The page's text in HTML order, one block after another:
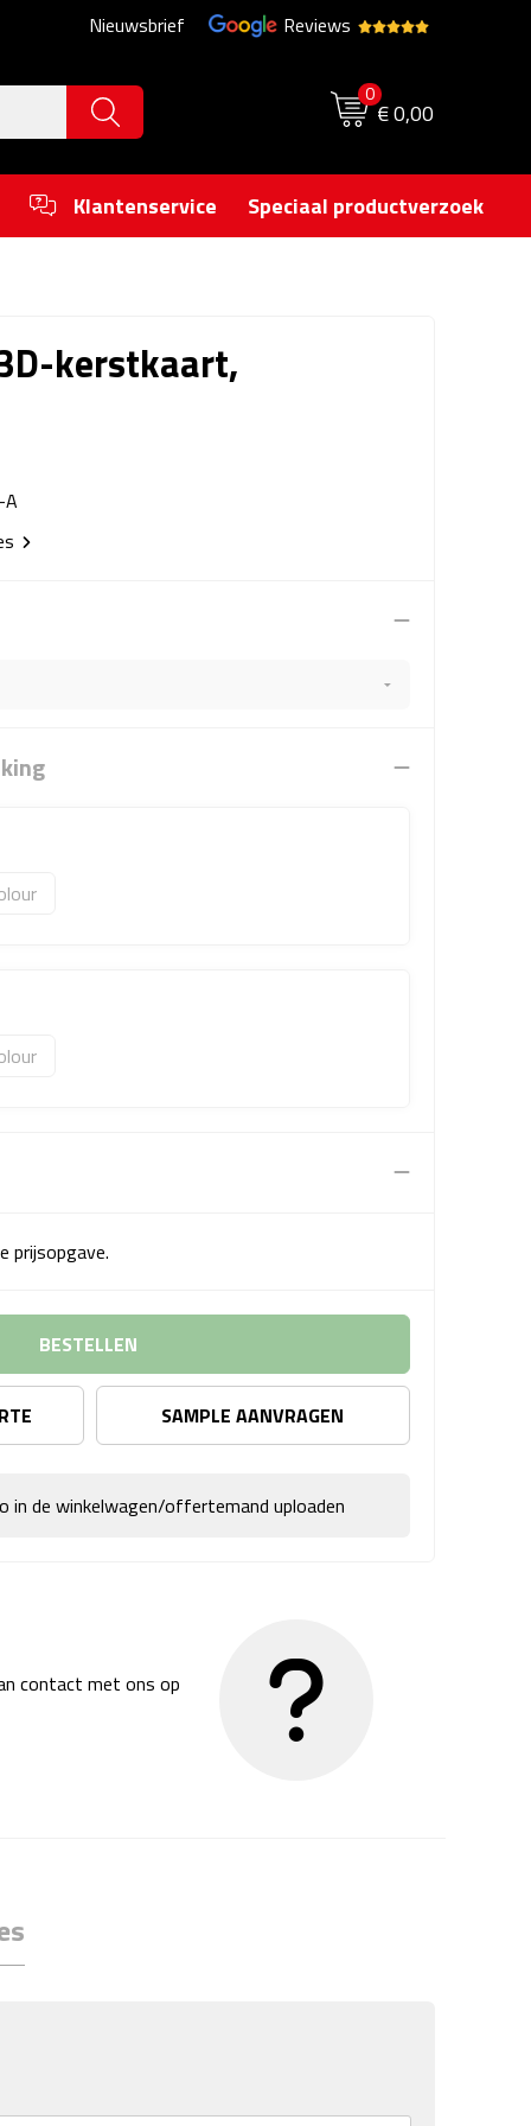
Nieuwsbrief Reviews
0
€ 0,00
Klantenservice Speciaal productverzoek
kerstkaart,
prijsopgave.
BESTELLEN
SAMPLE AANVRAGEN
in de winkelwagen/offertemand uploaden
contact met ons op